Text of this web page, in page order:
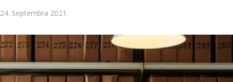
24. Septembra 2021.